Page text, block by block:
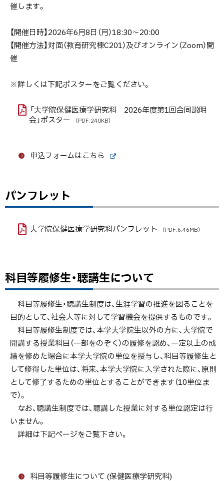
催します。
【開催日時】2026年6月8日（月）18:30～20:00
【開催方法】対面（教育研究棟C201）及びオンライン（Zoom）開
催
※詳しくは下記ポスターをご覧ください。
「大学院保健医療学研究科 2026年度第1回合同説明
会」ポスター
（PDF:240KB）
申込フォームはこちら
パンフレット
大学院保健医療学研究科パンフレット （PDF:6.46MB）
科目等履修生・聴講生について
科目等履修生・聴講生制度は、生涯学習の推進を図ることを
目的として、社会人等に対して学習機会を提供するものです。
科目等履修生制度では、本学大学院生以外の方に、大学院で
開講する授業科目（一部をのぞく）の履修を認め、一定以上の成
績を修めた場合に本学大学院の単位を授与し、科目等履修生と
して修得した単位は、将来、本学大学院に入学された際に、原則
として修了するための単位とすることができます（10単位ま
で）。
なお、聴講生制度では、聴講した授業に対する単位認定は行
いません。
詳細は下記ページをご覧下さい。
科目等履修生について (保健医療学研究科)